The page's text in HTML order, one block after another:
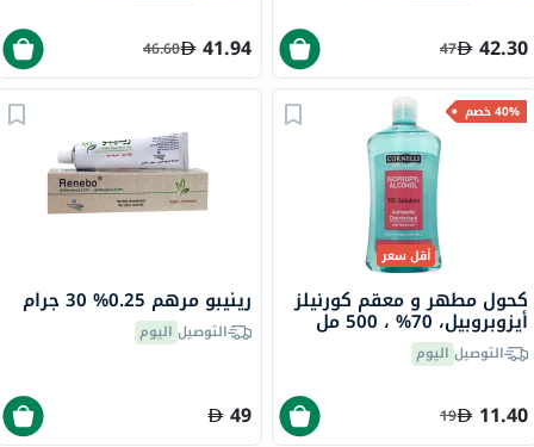
42.30
47
41.94
46.60
40% خصم
أقل سعر
كحول مطهر و معقم كورنيلز
أيزوبروبيل، 70% ، 500 مل
التوصيل اليوم
11.40
19
رينيبو مرهم 0.25% 30 جرام
التوصيل اليوم
49